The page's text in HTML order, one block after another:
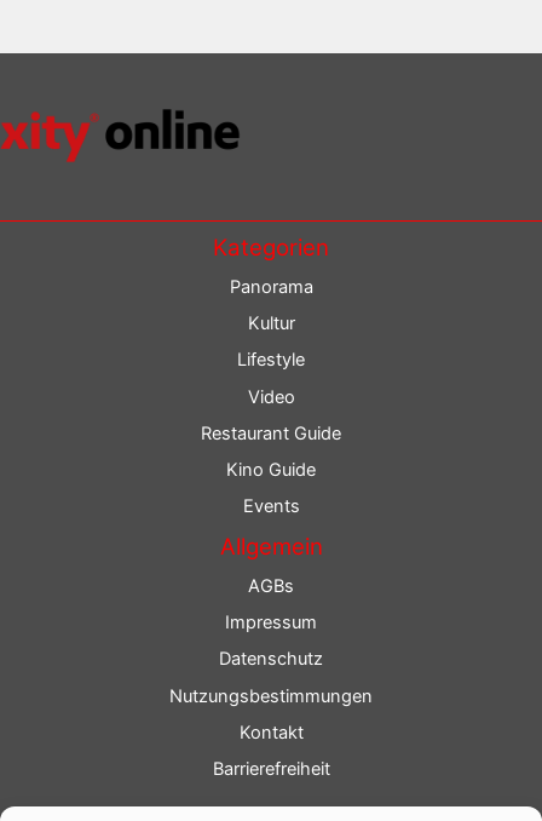
Kategorien
Panorama
Kultur
Lifestyle
Video
Restaurant Guide
Kino Guide
Events
Allgemein
AGBs
Impressum
Datenschutz
Nutzungsbestimmungen
Kontakt
Barrierefreiheit